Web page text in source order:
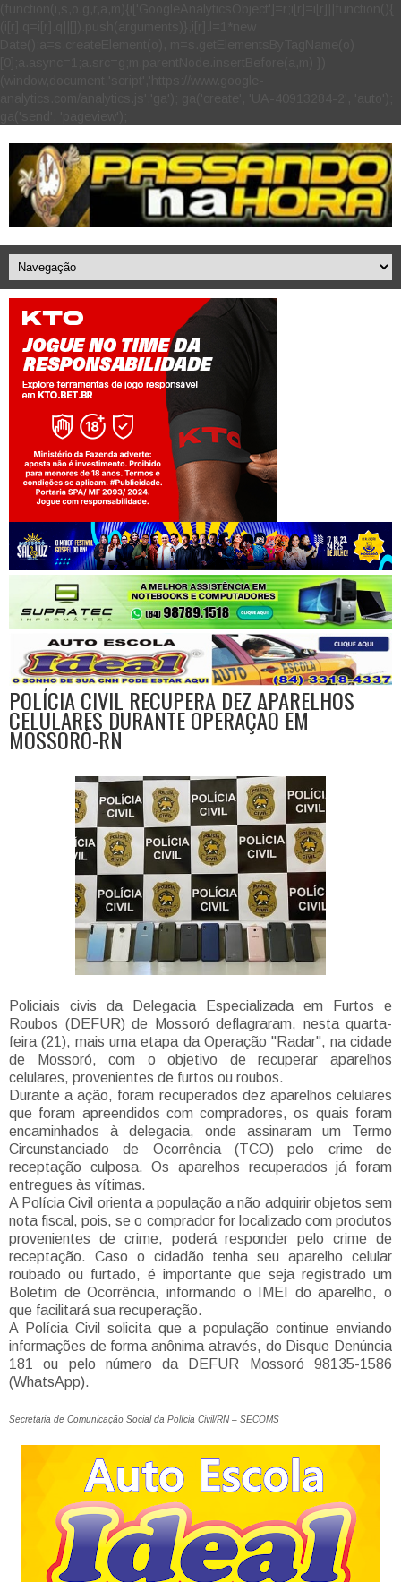
Jogue com responsabilidade. 18+
POLÍCIA CIVIL RECUPERA DEZ APARELHOS
CELULARES DURANTE OPERAÇÃO EM
MOSSORÓ-RN
Policiais civis da Delegacia Especializada em Furtos e
Roubos (DEFUR) de Mossoró deflagraram, nesta quarta-
feira (21), mais uma etapa da Operação "Radar", na cidade
de Mossoró, com o objetivo de recuperar aparelhos
celulares, provenientes de furtos ou roubos.
Durante a ação, foram recuperados dez aparelhos celulares
que foram apreendidos com compradores, os quais foram
encaminhados à delegacia, onde assinaram um Termo
Circunstanciado de Ocorrência (TCO) pelo crime de
receptação culposa. Os aparelhos recuperados já foram
entregues às vítimas.
A Polícia Civil orienta a população a não adquirir objetos sem
nota fiscal, pois, se o comprador for localizado com produtos
provenientes de crime, poderá responder pelo crime de
receptação. Caso o cidadão tenha seu aparelho celular
roubado ou furtado, é importante que seja registrado um
Boletim de Ocorrência, informando o IMEI do aparelho, o
que facilitará sua recuperação.
A Polícia Civil solicita que a população continue enviando
informações de forma anônima através, do Disque Denúncia
181 ou pelo número da DEFUR Mossoró 98135-1586
(WhatsApp).
Secretaria de Comunicação Social da Polícia Civil/RN – SECOMS